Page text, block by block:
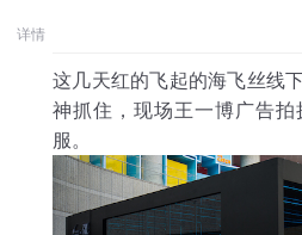
详情
这几天红的飞起的海飞丝线
神抓住，现场王一博广告
服。